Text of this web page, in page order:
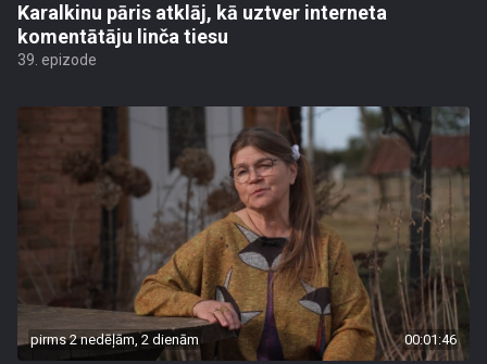
Karalkinu pāris atklāj, kā uztver interneta
komentātāju linča tiesu
39. epizode
pirms 2 nedēļām, 2 dienām 00:01:46